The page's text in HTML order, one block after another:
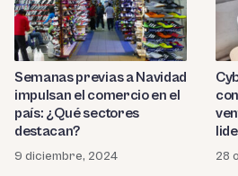
Semanas previas a Navidad
impulsan el comercio en el
país: ¿Qué sectores
destacan?
9 diciembre, 2024 28